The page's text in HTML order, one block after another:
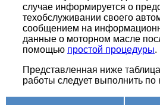
случае информируется о
техобслуживании своего
сообщением на
данные о моторном масле
помощью простой процедуры.
Представленная ниже
работы следует выполнить